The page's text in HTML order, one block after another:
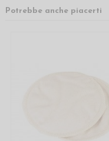
Potrebbe anche piacerti